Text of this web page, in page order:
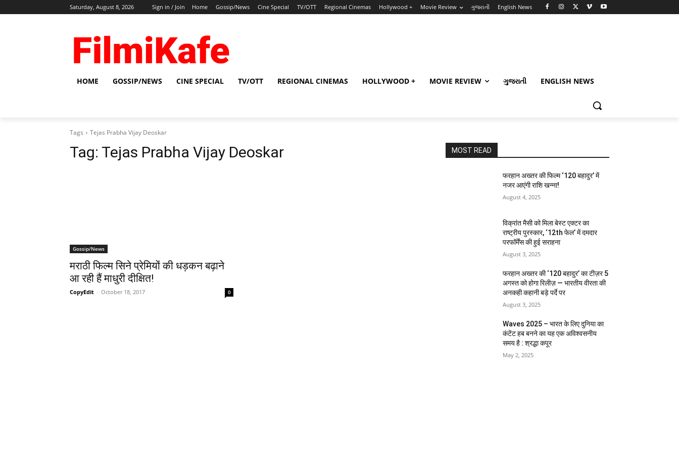
Saturday, August 8, 2026 Sign in / Join Home Gossip/News Cine Special TV/OTT Regional Cinemas Hollywood + Movie Review ગુજરાતી English News
HOME GOSSIP/NEWS CINE SPECIAL TV/OTT REGIONAL CINEMAS HOLLYWOOD + MOVIE REVIEW ગુજરાતી ENGLISH NEWS
Tags Tejas Prabha Vijay Deoskar
Tag: Tejas Prabha Vijay Deoskar
Gossip/News
मराठी फिल्म सिने प्रेमियों की धड़कन बढ़ाने
आ रही हैं माधुरी दीक्षित!
CopyEdit - October 18, 2017 0
MOST READ
फरहान अख्तर की फिल्म ‘120 बहादुर’ में
नजर आएंगी राशि खन्ना!
August 4, 2025
विक्रांत मैसी को मिला बेस्ट एक्टर का
राष्ट्रीय पुरस्कार, ‘12th फेल’ में दमदार
परफॉर्मेंस की हुई सराहना
August 3, 2025
फरहान अख्तर की ‘120 बहादुर’ का टीज़र 5
अगस्त को होगा रिलीज़ — भारतीय वीरता की
अनकही कहानी बड़े पर्दे पर
August 3, 2025
Waves 2025 – भारत के लिए दुनिया का
कंटेंट हब बनने का यह एक अविश्वसनीय
समय है : श्रद्धा कपूर
May 2, 2025